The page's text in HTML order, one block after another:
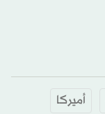
أميركا